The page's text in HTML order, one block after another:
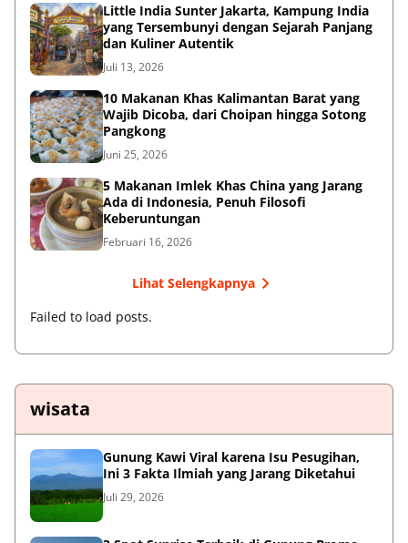
Little India Sunter Jakarta, Kampung India
yang Tersembunyi dengan Sejarah Panjang
dan Kuliner Autentik
Juli 13, 2026
10 Makanan Khas Kalimantan Barat yang
Wajib Dicoba, dari Choipan hingga Sotong
Pangkong
Juni 25, 2026
5 Makanan Imlek Khas China yang Jarang
Ada di Indonesia, Penuh Filosofi
Keberuntungan
Februari 16, 2026
Lihat Selengkapnya
Failed to load posts.
wisata
Gunung Kawi Viral karena Isu Pesugihan,
Ini 3 Fakta Ilmiah yang Jarang Diketahui
Juli 29, 2026